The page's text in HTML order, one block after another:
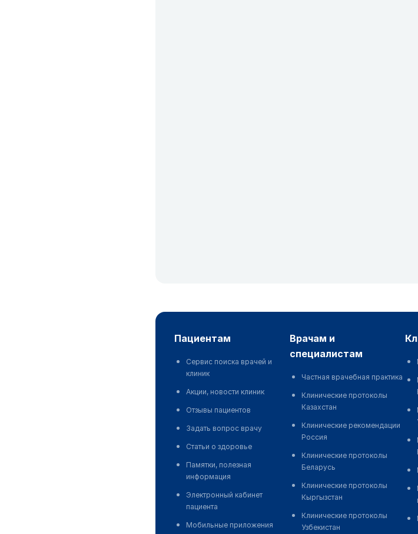
пациентам
Сервис поиска врачей и
клиник
Акции, новости клиник
Отзывы пациентов
Задать вопрос врачу
Статьи о здоровье
Памятки, полезная
информация
Электронный кабинет
пациента
Мобильные приложения
врачам и
специалистам
Частная врачебная практика
Клинические протоколы
Казахстан
Клинические рекомендации
Россия
Клинические протоколы
Беларусь
Клинические протоколы
Кыргызстан
Клинические протоколы
Узбекистан